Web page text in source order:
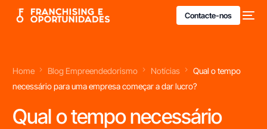
Contacte-nos
Home Blog Empreendedorismo Notícias
Qual o tempo
necessário para uma empresa começar a dar lucro?
Qual o tempo necessário